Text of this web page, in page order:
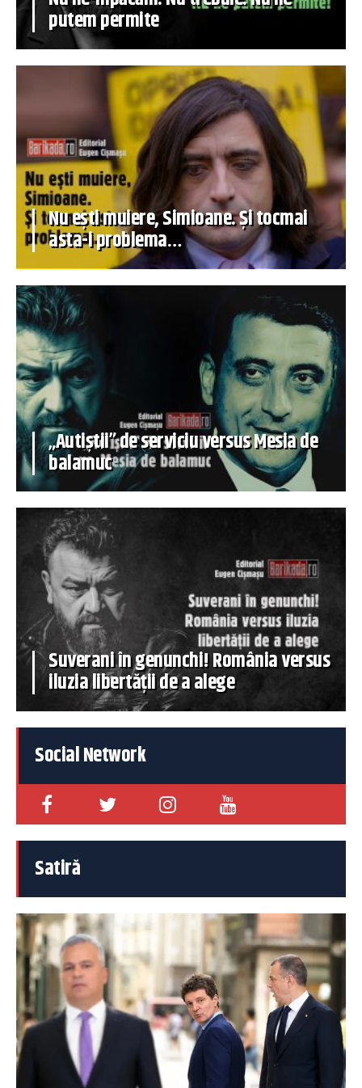
putem permite
Nu ești muiere, Simioane. Și tocmai
asta-i problema…
„Autiștii” de serviciu versus Mesia de
balamuc
Suverani în genunchi! România versus
iluzia libertății de a alege
Social Network
Satiră